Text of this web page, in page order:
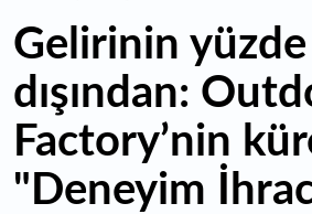
Gelirinin
dışından:
Factory’nin
"Deneyim